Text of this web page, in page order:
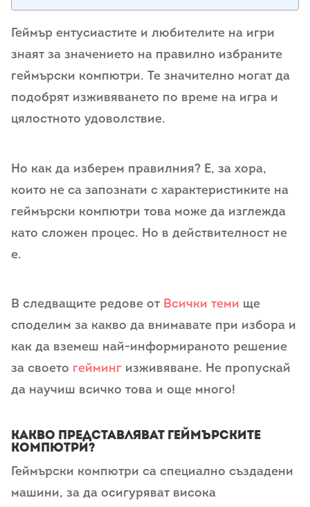
Геймър ентусиастите и любителите на игри
знаят за значението на правилно избраните
геймърски компютри. Те значително могат да
подобрят изживяването по време на игра и
цялостното удоволствие.
Но как да изберем правилния? Е, за хора,
които не са запознати с характеристиките на
геймърски компютри това може да изглежда
като сложен процес. Но в действителност не
е.
В следващите редове от Всички теми ще
споделим за какво да внимавате при избора и
как да вземеш най-информираното решение
за своето гейминг изживяване. Не пропускай
да научиш всичко това и още много!
Какво представляват геймърските
компютри?
Геймърски компютри са специално създадени
машини, за да осигуряват висока